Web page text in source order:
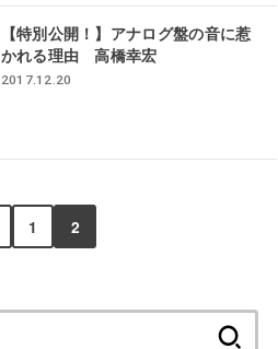
【特別公開！】アナログ盤の音に惹
かれる理由 高橋幸宏
2017.12.20
1 2